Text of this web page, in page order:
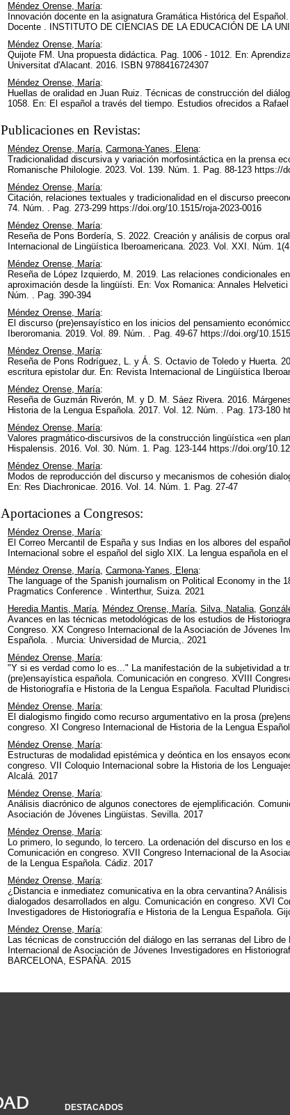
Méndez Orense, María:
Innovación docente en la asignatura Gramática Histórica del
Docente . INSTITUTO DE CIENCIAS DE LA EDUCACIÓN DE LA
Méndez Orense, María:
Quijote FM. Una propuesta didáctica. Pag. 1006 - 1012. En:
Universitat d'Alacant. 2016. ISBN 9788416724307
Méndez Orense, María:
Huellas de oralidad en Juan Ruiz. Técnicas de construcción del
1058. En: El español a través del tiempo. Estudios ofrecidos a
Publicaciones en Revistas:
Méndez Orense, María, Carmona-Yanes, Elena:
Tradicionalidad discursiva y variación morfosintáctica en la prensa
Romanische Philologie. 2023. Vol. 139. Núm. 1. Pag. 88-123 https://
Méndez Orense, María:
Citación, relaciones textuales y tradicionalidad en el discurso
74. Núm. . Pag. 273-299 https://doi.org/10.1515/roja-2023-0016
Méndez Orense, María:
Reseña de Pons Bordería, S. 2022. Creación y análisis de corpus
Internacional de Lingüística Iberoamericana. 2023. Vol. XXI. Núm.
Méndez Orense, María:
Reseña de López Izquierdo, M. 2019. Las relaciones condicionales
aproximación desde la lingüísti. En: Vox Romanica: Annales
Núm. . Pag. 390-394
Méndez Orense, María:
El discurso (pre)ensayístico en los inicios del pensamiento
Iberoromania. 2019. Vol. 89. Núm. . Pag. 49-67 https://doi.org/
Méndez Orense, María:
Reseña de Pons Rodríguez, L. y Á. S. Octavio de Toledo y Huerta.
escritura epistolar dur. En: Revista Internacional de Lingüística
Méndez Orense, María:
Reseña de Guzmán Riverón, M. y D. M. Sáez Rivera. 2016.
Historia de la Lengua Española. 2017. Vol. 12. Núm. . Pag. 173-180
Méndez Orense, María:
Valores pragmático-discursivos de la construcción lingüística «en
Hispalensis. 2016. Vol. 30. Núm. 1. Pag. 123-144 https://doi.org/
Méndez Orense, María:
Modos de reproducción del discurso y mecanismos de cohesión
En: Res Diachronicae. 2016. Vol. 14. Núm. 1. Pag. 27-47
Aportaciones a Congresos:
Méndez Orense, María:
El Correo Mercantil de España y sus Indias en los albores del
Internacional sobre el español del siglo XIX. La lengua española en
Méndez Orense, María, Carmona-Yanes, Elena:
The language of the Spanish journalism on Political Economy in the
Pragmatics Conference . Winterthur, Suiza. 2021
Heredia Mantis, María, Méndez Orense, María, Silva, Natalia,
Avances en las técnicas metodológicas de los estudios de
Congreso. XX Congreso Internacional de la Asociación de Jóvenes
Española. . Murcia: Universidad de Murcia,. 2021
Méndez Orense, María:
"Y si es verdad como lo es..." La manifestación de la subjetividad a
(pre)ensayística española. Comunicación en congreso. XVIII
de Historiografía e Historia de la Lengua Española. Facultad
Méndez Orense, María:
El dialogismo fingido como recurso argumentativo en la prosa
congreso. XI Congreso Internacional de Historia de la Lengua
Méndez Orense, María:
Estructuras de modalidad epistémica y deóntica en los ensayos
congreso. VII Coloquio Internacional sobre la Historia de los
Alcalá. 2017
Méndez Orense, María:
Análisis diacrónico de algunos conectores de ejemplificación.
Asociación de Jóvenes Lingüistas. Sevilla. 2017
Méndez Orense, María:
Lo primero, lo segundo, lo tercero. La ordenación del discurso en
Comunicación en congreso. XVII Congreso Internacional de la
de la Lengua Española. Cádiz. 2017
Méndez Orense, María:
¿Distancia e inmediatez comunicativa en la obra cervantina?
dialogados desarrollados en algu. Comunicación en congreso. XVI
Investigadores de Historiografía e Historia de la Lengua Española.
Méndez Orense, María:
Las técnicas de construcción del diálogo en las serranas del Libro
Internacional de Asociación de Jóvenes Investigadores en
BARCELONA, ESPAÑA. 2015
DESTACADOS